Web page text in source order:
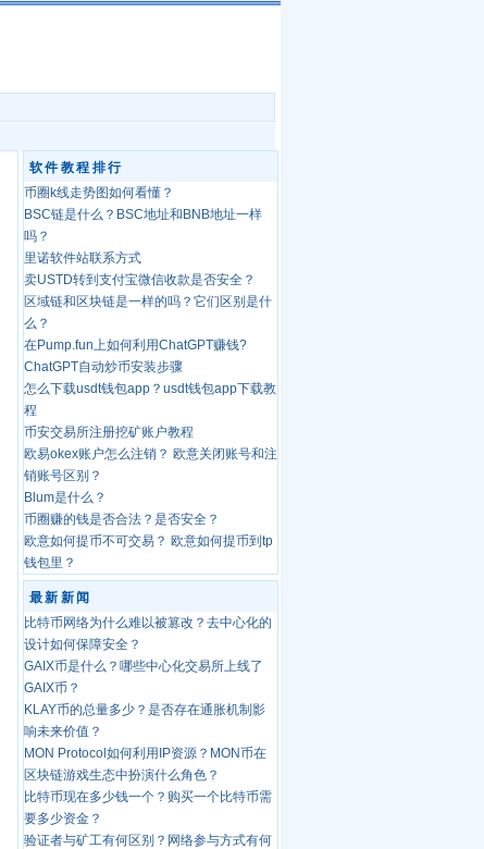
软件教程排行
币圈k线走势图如何看懂？
BSC链是什么？BSC地址和BNB地址一样
吗？
里诺软件站联系方式
卖USTD转到支付宝微信收款是否安全？
区域链和区块链是一样的吗？它们区别是什
么？
在Pump.fun上如何利用ChatGPT赚钱?
ChatGPT自动炒币安装步骤
怎么下载usdt钱包app？usdt钱包app下载教
程
币安交易所注册挖矿账户教程
欧易okex账户怎么注销？ 欧意关闭账号和注
销账号区别？
Blum是什么？
币圈赚的钱是否合法？是否安全？
欧意如何提币不可交易？ 欧意如何提币到tp
钱包里？
最新新闻
比特币网络为什么难以被篡改？去中心化的
设计如何保障安全？
GAIX币是什么？哪些中心化交易所上线了
GAIX币？
KLAY币的总量多少？是否存在通胀机制影
响未来价值？
MON Protocol如何利用IP资源？MON币在
区块链游戏生态中扮演什么角色？
比特币现在多少钱一个？购买一个比特币需
要多少资金？
验证者与矿工有何区别？网络参与方式有何